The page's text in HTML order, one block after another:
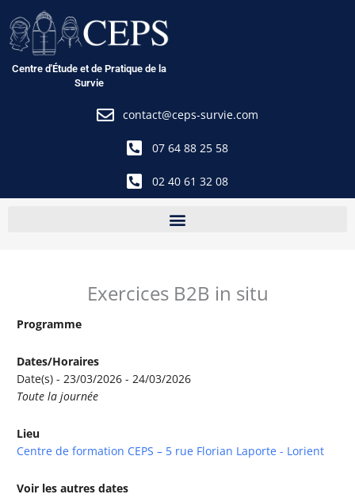
au
contenu
Centre d'Étude et de Pratique de la
Survie
contact@ceps-survie.com
07 64 88 25 58
02 40 61 32 08
Exercices B2B in situ
Programme
Dates/Horaires
Date(s) - 23/03/2026 - 24/03/2026
Toute la journée
Lieu
Centre de formation CEPS – 5 rue Florian Laporte - Lorient
Voir les autres dates